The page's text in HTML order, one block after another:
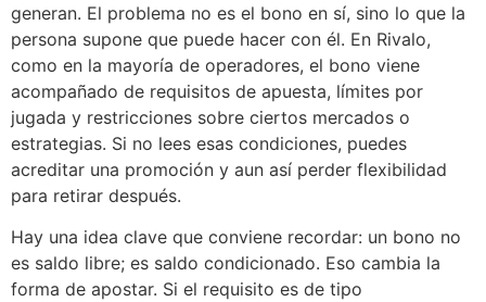
generan. El problema no es el bono en sí, sino lo que la
persona supone que puede hacer con él. En Rivalo,
como en la mayoría de operadores, el bono viene
acompañado de requisitos de apuesta, límites por
jugada y restricciones sobre ciertos mercados o
estrategias. Si no lees esas condiciones, puedes
acreditar una promoción y aun así perder flexibilidad
para retirar después.
Hay una idea clave que conviene recordar: un bono no
es saldo libre; es saldo condicionado. Eso cambia la
forma de apostar. Si el requisito es de tipo